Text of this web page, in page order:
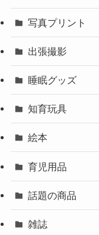
写真プリント
出張撮影
睡眠グッズ
知育玩具
絵本
育児用品
話題の商品
雑誌